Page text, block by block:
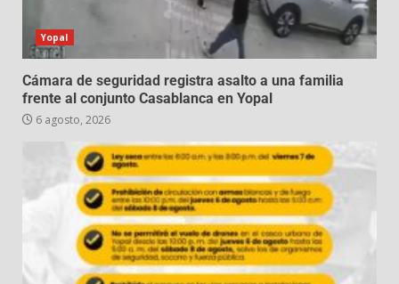
Yopal
Cámara de seguridad registra asalto a una familia
frente al conjunto Casablanca en Yopal
6 agosto, 2026